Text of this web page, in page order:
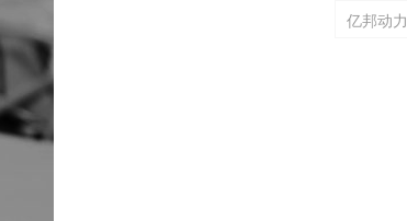
亿邦动力